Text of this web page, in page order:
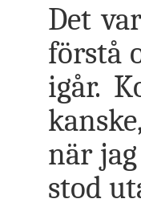
Det
förstå
igår.
när
stod